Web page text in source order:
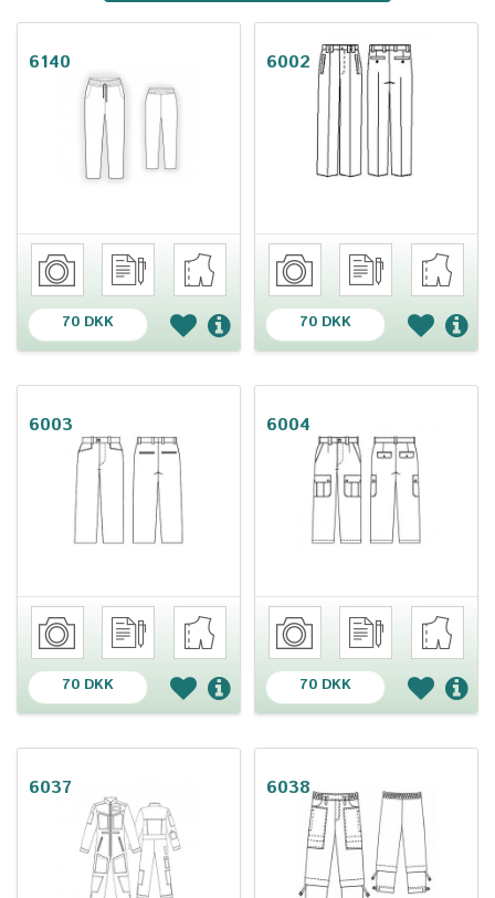
6140
70 DKK
6002
70 DKK
6003
70 DKK
6004
70 DKK
6037 6038